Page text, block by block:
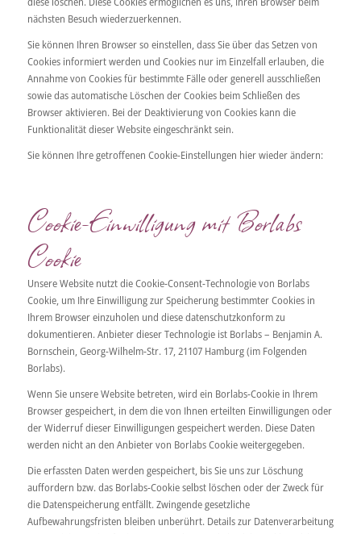
nächsten Besuch wiederzuerkennen.
Sie können Ihren Browser so einstellen, dass Sie über das Setzen von
Cookies informiert werden und Cookies nur im Einzelfall erlauben, die
Annahme von Cookies für bestimmte Fälle oder generell ausschließen
sowie das automatische Löschen der Cookies beim Schließen des
Browser aktivieren. Bei der Deaktivierung von Cookies kann die
Funktionalität dieser Website eingeschränkt sein.
Sie können Ihre getroffenen Cookie-Einstellungen hier wieder ändern:
Cookie-Einwilligung mit Borlabs
Cookie
Unsere Website nutzt die Cookie-Consent-Technologie von Borlabs
Cookie, um Ihre Einwilligung zur Speicherung bestimmter Cookies in
Ihrem Browser einzuholen und diese datenschutzkonform zu
dokumentieren. Anbieter dieser Technologie ist Borlabs – Benjamin A.
Bornschein, Georg-Wilhelm-Str. 17, 21107 Hamburg (im Folgenden
Borlabs).
Wenn Sie unsere Website betreten, wird ein Borlabs-Cookie in Ihrem
Browser gespeichert, in dem die von Ihnen erteilten Einwilligungen oder
der Widerruf dieser Einwilligungen gespeichert werden. Diese Daten
werden nicht an den Anbieter von Borlabs Cookie weitergegeben.
Die erfassten Daten werden gespeichert, bis Sie uns zur Löschung
auffordern bzw. das Borlabs-Cookie selbst löschen oder der Zweck für
die Datenspeicherung entfällt. Zwingende gesetzliche
Aufbewahrungsfristen bleiben unberührt. Details zur Datenverarbeitung